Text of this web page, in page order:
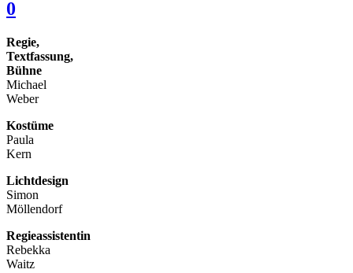
0
Regie,
Textfassung,
Bühne
Michael
Weber
Kostüme
Paula
Kern
Lichtdesign
Simon
Möllendorf
Regieassistentin
Rebekka
Waitz